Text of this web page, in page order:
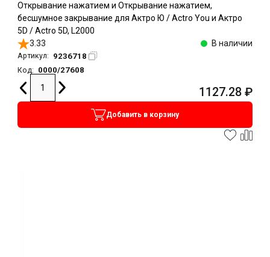
Открывание нажатием и Открывание нажатием,
бесшумное закрывание для Актро Ю / Actro You и Актро
5D / Actro 5D, L2000
3.33
В наличии
Артикул: 9236718
Код: 0000/27608
1127.28 ₽
Добавить в корзину